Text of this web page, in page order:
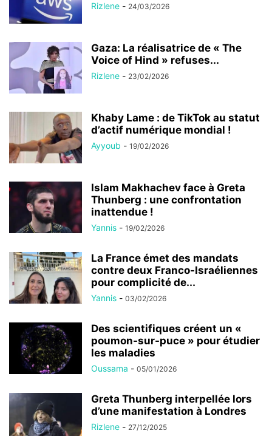
Rizlene - 24/03/2026
Gaza: La réalisatrice de « The
Voice of Hind » refuses...
Rizlene - 23/02/2026
Khaby Lame : de TikTok au statut
d’actif numérique mondial !
Ayyoub - 19/02/2026
Islam Makhachev face à Greta
Thunberg : une confrontation
inattendue !
Yannis - 19/02/2026
La France émet des mandats
contre deux Franco-Israéliennes
pour complicité de...
Yannis - 03/02/2026
Des scientifiques créent un «
poumon-sur-puce » pour étudier
les maladies
Oussama - 05/01/2026
Greta Thunberg interpellée lors
d’une manifestation à Londres
Rizlene - 27/12/2025